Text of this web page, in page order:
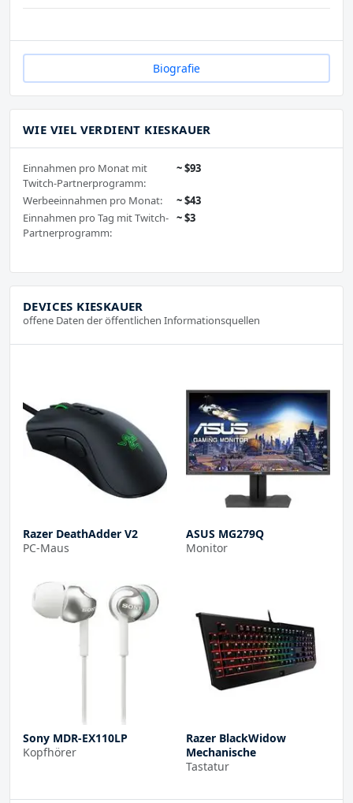
Biografie
WIE VIEL VERDIENT KIESKAUER
Einnahmen pro Monat mit
Twitch-Partnerprogramm:
~ $93
Werbeeinnahmen pro Monat:
~ $43
Einnahmen pro Tag mit Twitch-
Partnerprogramm:
~ $3
DEVICES KIESKAUER
offene Daten der öffentlichen Informationsquellen
Razer DeathAdder V2
PC-Maus
ASUS MG279Q
Monitor
Sony MDR-EX110LP
Kopfhörer
Razer BlackWidow
Mechanische
Tastatur